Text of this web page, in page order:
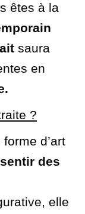
êtes à la
saura
en
?
d’art
des
elle